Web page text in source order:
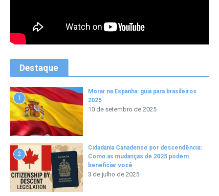
Destaque
1
Morar na Espanha: guia para brasileiros
2025
10 de setembro de 2025
2
Cidadania Canadense por descendência:
Como as mudanças de 2025 podem
beneficiar você
3 de julho de 2025